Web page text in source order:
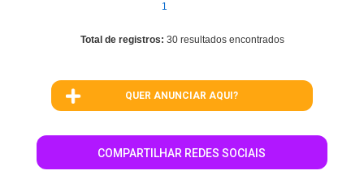
1
Total de registros: 30 resultados encontrados
QUER ANUNCIAR AQUI?
COMPARTILHAR REDES SOCIAIS